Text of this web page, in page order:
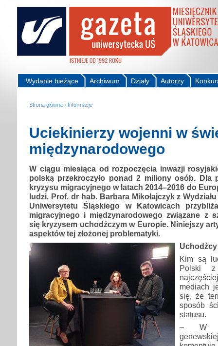
Autorzy
Działy
Archiwum
Wydanie bieżące
Strona główna › Informacje
Uciekinierzy wojenni w
międzynarodowego
W ciągu miesiąca od rozpoczęcia inwazji
polską przekroczyło ponad 2 miliony osób. Dla
kryzysu migracyjnego w latach 2014–2016 do
ludzi. Prof. dr hab. Barbara Mikołajczyk z
Uniwersytetu Śląskiego w Katowicach
migracyjnego i międzynarodowego związane z
się kryzysem uchodźczym w Europie. Niniejszy
aspektów tej złożonej problematyki.
Kim są
Polski z
mediach
się, że
sposób
statusu.
– W